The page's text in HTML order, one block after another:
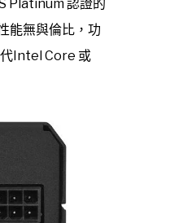
Platinum 認證的
能無與倫比，功
代Intel Core 或